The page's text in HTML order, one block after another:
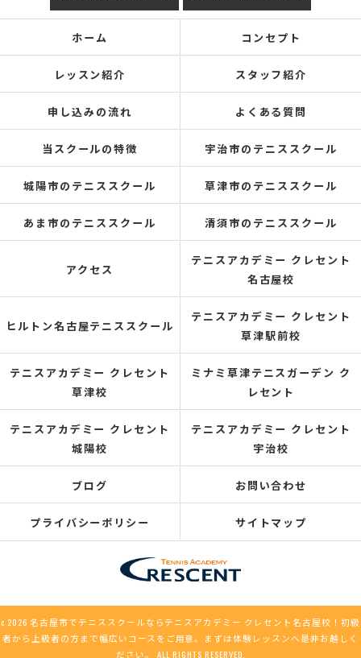
ホーム コンセプト
レッスン紹介 スタッフ紹介
申し込みの流れ よくある質問
当スクールの特徴 宇治市のテニススクール
城陽市のテニススクール 草津市のテニススクール
あま市のテニススクール 清須市のテニススクール
アクセス
テニスアカデミー クレセント
名古屋校
ヒルトン名古屋テニススクール
テニスアカデミー クレセント
草津駅前校
テニスアカデミー クレセント
草津校
ミナミ草津テニスガーデン ク
レセント
テニスアカデミー クレセント
城陽校
テニスアカデミー クレセント
宇治校
ブログ お問い合わせ
プライバシーポリシー サイトマップ
c 2026 名古屋市でテニススクールならテニスアカデミー クレセント名古屋校！初級
者から上級者の方まで幅広いコースをご用意。まずは体験レッスンへ是非お越しく
ださい。 ALL RIGHTS RESERVED.